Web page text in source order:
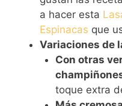
a hacer esta
Espinacas que
Variaciones de
Con otras
toque extra